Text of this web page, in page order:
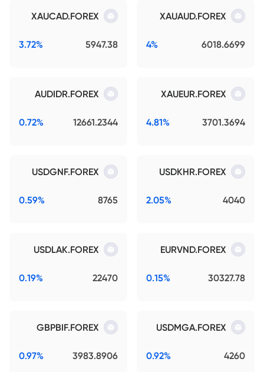
XAUAUD.FOREX
6018.6699
4%
XAUCAD.FOREX
5947.38
3.72%
XAUEUR.FOREX
3701.3694
4.81%
AUDIDR.FOREX
12661.2344
0.72%
USDKHR.FOREX
4040
2.05%
USDGNF.FOREX
8765
0.59%
EURVND.FOREX
30327.78
0.15%
USDLAK.FOREX
22470
0.19%
USDMGA.FOREX
4260
0.92%
GBPBIF.FOREX
3983.8906
0.97%